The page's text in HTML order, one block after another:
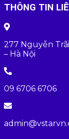
THÔNG TIN
277 Nguyễn
– Hà Nội
09 6706 6706